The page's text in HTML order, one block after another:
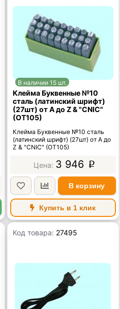
В наличии 15 шт.
Клейма Буквенные №10
сталь (латинский шрифт)
(27шт) от А до Z & "CNIC"
(OT105)
Клейма Буквенные №10 сталь
(латинский шрифт) (27шт) от А до
Z & "CNIC" (OT105)
3 946 p
В корзину
Купить в 1 клик
Код товара: 27495